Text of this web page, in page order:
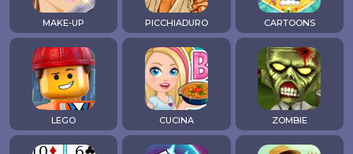
MAKE-UP PICCHIADURO CARTOONS
LEGO CUCINA ZOMBIE